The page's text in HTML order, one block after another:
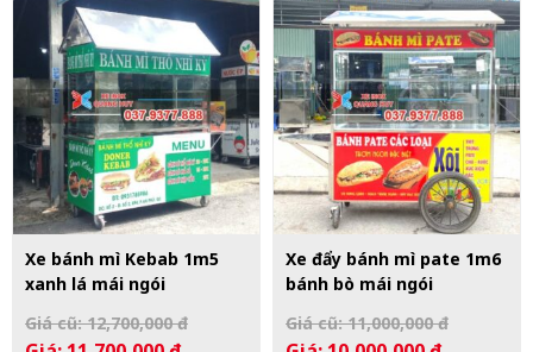
Xe bánh mì Kebab 1m5
xanh lá mái ngói
Giá cũ: 12,700,000 đ
Xe đẩy bánh mì pate 1m6
bánh bò mái ngói
Giá cũ: 11,000,000 đ